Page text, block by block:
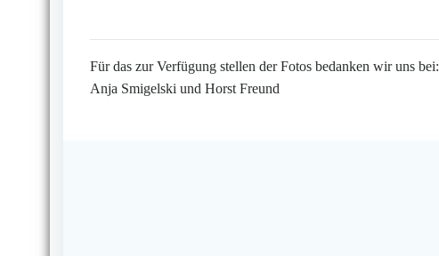
Für das zur Verfügung stellen der Fotos bedanken wir uns bei:
Anja Smigelski und Horst Freund